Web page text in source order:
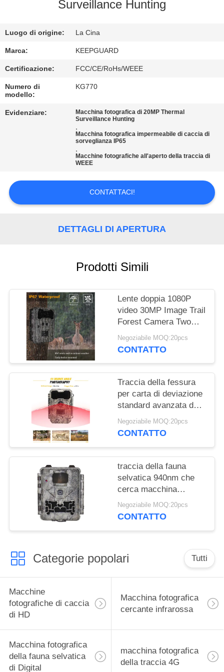
CONTROLLO
DELLA
QUALITÀ
CONTATTACI
CHIEDI
UN
POLITICA
SULLA
PRIVACY
Surveillance Hunting
Luogo di origine: La Cina
Marca: KEEPGUARD
Certificazione: FCC/CE/RoHs/WEEE
Numero di
modello:
KG770
Evidenziare:
Macchina fotografica di 20MP Thermal
Surveillance Hunting
,
Macchina fotografica impermeabile di caccia di
sorveglianza IP65
,
Macchine fotografiche all'aperto della traccia di
WEEE
CONTATTACI!
DETTAGLI DI APERTURA
Prodotti Simili
Lente doppia 1080P
video 30MP Image Trail
Forest Camera Two
Sensors
Negoziabile MOQ:20pcs
CONTATTO
Traccia della fessura
per carta di deviazione
standard avanzata del
sensore & della lente
1080P dell'obiettivo
trappola impermeabile
della foto dei cervi
Negoziabile MOQ:20pcs
CONTATTO
traccia della fauna
selvatica 940nm che
cerca macchina
fotografica nessun
innesco di
Negoziabile MOQ:20pcs
CONTATTO
Categorie popolari Tutti
Macchine
fotografiche di caccia
di HD
Macchina fotografica
cercante infrarossa
Macchina fotografica
della fauna selvatica
di Digital
macchina fotografica
della traccia 4G